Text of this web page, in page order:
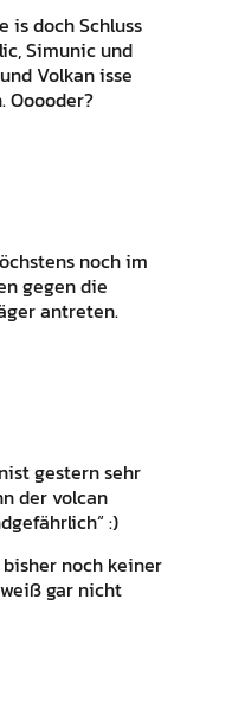
is doch Schluss
Simunic und
Volkan isse
Ooooder?
noch im
gegen die
antreten.
gestern sehr
der volcan
:)
noch keiner
gar nicht